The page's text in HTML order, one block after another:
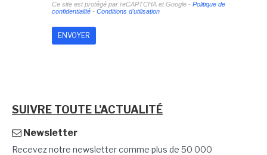
Ce site est protégé par reCAPTCHA et Google - Politique de
confidentialité- Conditions d'utilisation
SUIVRE TOUTE L'ACTUALITÉ
Newsletter
Recevez notre newsletter comme plus de 50 000